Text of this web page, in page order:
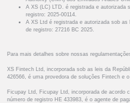
A XS (LC) LTD. é registrada e autorizada
registro: 2025-00114.
A XS Ltd é registrada e autorizada sob
de registro: 27216 BC 2025.
Para mais detalhes sobre nossas
XS Fintech Ltd, incorporada sob as leis da
426566, é uma provedora de soluções Fintech e
Ficupay Ltd, Ficupay Ltd, incorporada de acordo
número de registro HE 433983, é o agente de